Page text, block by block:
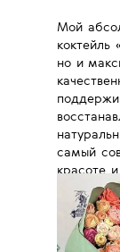
Мой
коктейль
но и
самый
красоте